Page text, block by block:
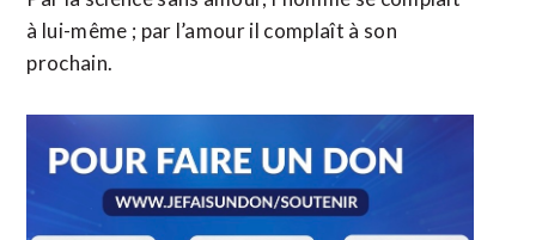
à lui-même ; par l’amour il complaît à son
prochain.